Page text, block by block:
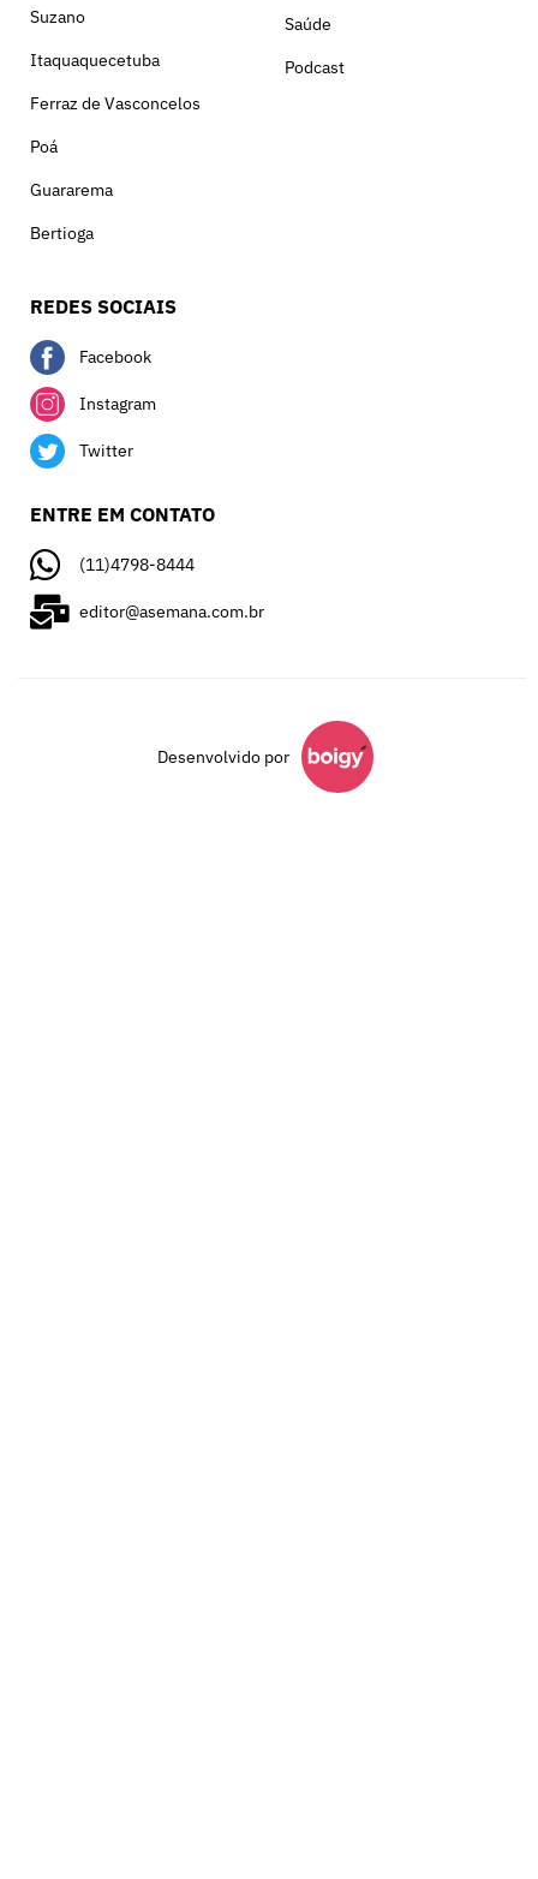
Suzano
Itaquaquecetuba
Ferraz de Vasconcelos
Poá
Guararema
Bertioga
Saúde
Podcast
REDES SOCIAIS
Facebook
Instagram
Twitter
ENTRE EM CONTATO
(11)4798-8444
editor@asemana.com.br
Desenvolvido por